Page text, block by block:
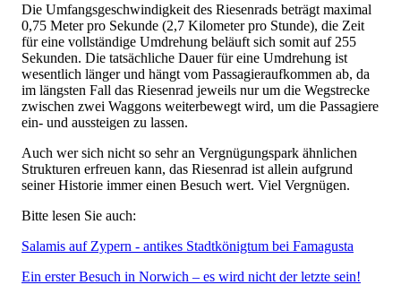
Die Umfangsgeschwindigkeit des Riesenrads beträgt maximal
0,75 Meter pro Sekunde (2,7 Kilometer pro Stunde), die Zeit
für eine vollständige Umdrehung beläuft sich somit auf 255
Sekunden. Die tatsächliche Dauer für eine Umdrehung ist
wesentlich länger und hängt vom Passagieraufkommen ab, da
im längsten Fall das Riesenrad jeweils nur um die Wegstrecke
zwischen zwei Waggons weiterbewegt wird, um die Passagiere
ein- und aussteigen zu lassen.
Auch wer sich nicht so sehr an Vergnügungspark ähnlichen
Strukturen erfreuen kann, das Riesenrad ist allein aufgrund
seiner Historie immer einen Besuch wert. Viel Vergnügen.
Bitte lesen Sie auch:
Salamis auf Zypern - antikes Stadtkönigtum bei Famagusta
Ein erster Besuch in Norwich – es wird nicht der letzte sein!